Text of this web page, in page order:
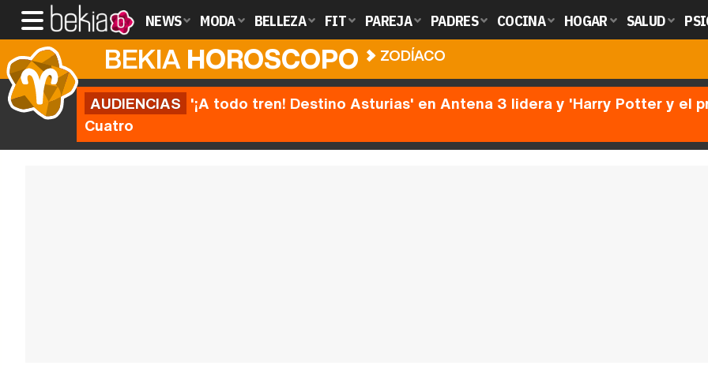
NEWS MODA BELLEZA FIT PAREJA PADRES COCINA HOGAR SALUD
BEKIAHOROSCOPO ZODÍACO
AUDIENCIAS '¡A todo tren! Destino Asturias' en Antena 3 lidera y 'Harry Potter y el
Cuatro